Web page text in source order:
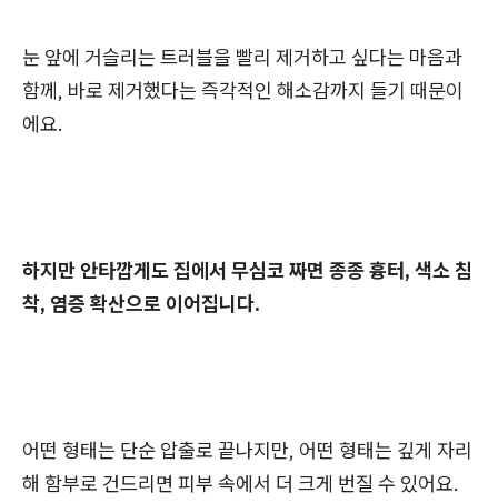
눈 앞에 거슬리는 트러블을 빨리 제거하고 싶다는 마음과
함께, 바로 제거했다는 즉각적인 해소감까지 들기 때문이
에요.
하지만 안타깝게도 집에서 무심코 짜면 종종 흉터, 색소 침
착, 염증 확산으로 이어집니다.
어떤 형태는 단순 압출로 끝나지만, 어떤 형태는 깊게 자리
해 함부로 건드리면 피부 속에서 더 크게 번질 수 있어요.